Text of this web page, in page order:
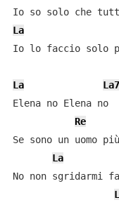
La
Io lo faccio solo
La
La7
Elena no Elena no
Re
Se sono un uomo
La
No non sgridarmi